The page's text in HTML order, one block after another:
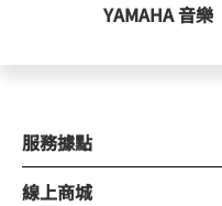
YAMAHA 音樂
服務據點
線上商城